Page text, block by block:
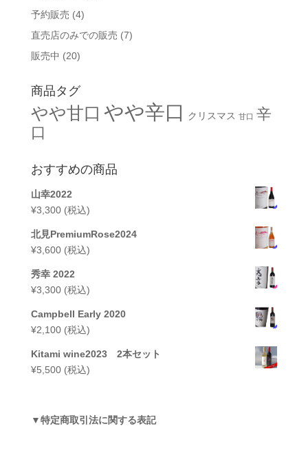
予約販売 (4)
直売店のみでの販売 (7)
販売中 (20)
商品タグ
やや甘口 やや辛口 クリスマス 甘口 辛
口
おすすめの商品
山幸2022
¥3,300 (税込)
北見PremiumRose2024
¥3,600 (税込)
秀幸 2022
¥3,300 (税込)
Campbell Early 2020
¥2,100 (税込)
Kitami wine2023 2本セット
¥5,500 (税込)
▼特定商取引法に関する表記